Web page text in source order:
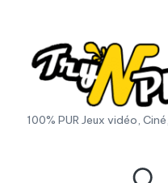
content
T
100% PUR Jeux vidéo,